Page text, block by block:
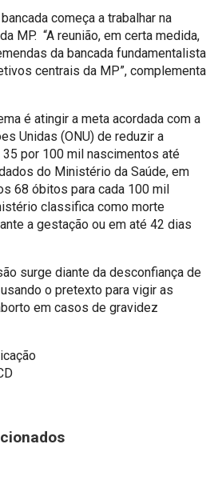
começa a trabalhar na
MP. “A reunião, em certa medida,
da bancada fundamentalista
centrais da MP”, complementa
é atingir a meta acordada com a
Unidas (ONU) de reduzir a
por 100 mil nascimentos até
do Ministério da Saúde, em
68 óbitos para cada 100 mil
classifica como morte
a gestação ou em até 42 dias
surge diante da desconfiança de
o pretexto para vigir as
em casos de gravidez